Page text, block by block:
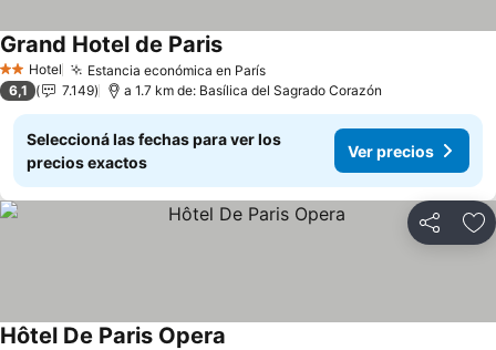
2 Estrellas
Hotel Estancia económica en París
Grand Hotel de Paris
6,1 7.149 a 1.7 km de: Basílica del Sagrado Corazón
Seleccioná las fechas para ver los
precios exactos
Ver precios
Compartir
Hôtel De Paris Opera